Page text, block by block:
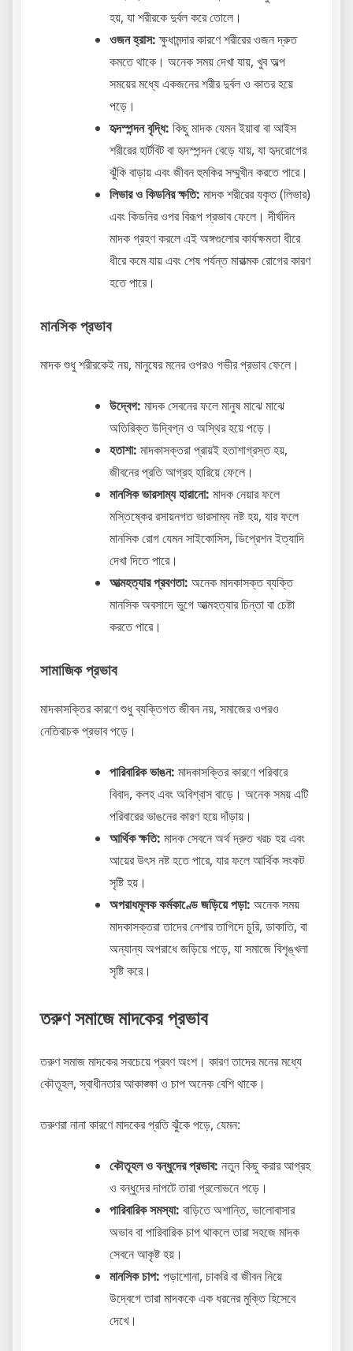
হয়, যা শরীরকে দুর্বল করে তোলে।
ওজন হ্রাস:ক্ষুধামন্দার কারণে শরীরের ওজন দ্রুত
কমতে থাকে। অনেক সময় দেখা যায়, খুব অল্প
সময়ের মধ্যে একজনের শরীর দুর্বল ও কাতর হয়ে
পড়ে।
হৃদস্পন্দন বৃদ্ধি: কিছু মাদক যেমন ইয়াবা বা আইস
শরীরের হার্টবিট বা হৃদস্পন্দন বেড়ে যায়, যা হৃদরোগের
ঝুঁকি বাড়ায় এবং জীবন হুমকির সম্মুখীন করতে পারে।
লিভার ও কিডনির ক্ষতি: মাদক শরীরের যকৃত (লিভার)
এবং কিডনির ওপর বিরূপ প্রভাব ফেলে। দীর্ঘদিন
মাদক গ্রহণ করলে এই অঙ্গগুলোর কার্যক্ষমতা ধীরে
ধীরে কমে যায় এবং শেষ পর্যন্ত মারাত্মক রোগের কারণ
হতে পারে।
মানসিক প্রভাব
মাদক শুধু শরীরকেই নয়, মানুষের মনের ওপরও গভীর প্রভাব ফেলে।
উদ্বেগ: মাদক সেবনের ফলে মানুষ মাঝে মাঝে
অতিরিক্ত উদ্বিগ্ন ও অস্থির হয়ে পড়ে।
হতাশা: মাদকাসক্তরা প্রায়ই হতাশাগ্রস্ত হয়,
জীবনের প্রতি আগ্রহ হারিয়ে ফেলে।
মানসিক ভারসাম্য হারানো: মাদক নেয়ার ফলে
মস্তিষ্কের রসায়নগত ভারসাম্য নষ্ট হয়, যার ফলে
মানসিক রোগ যেমন সাইকোসিস, ডিপ্রেশন ইত্যাদি
দেখা দিতে পারে।
আত্মহত্যার প্রবণতা: অনেক মাদকাসক্ত ব্যক্তি
মানসিক অবসাদে ভুগে আত্মহত্যার চিন্তা বা চেষ্টা
করতে পারে।
সামাজিক প্রভাব
মাদকাসক্তির কারণে শুধু ব্যক্তিগত জীবন নয়, সমাজের ওপরও
নেতিবাচক প্রভাব পড়ে।
পারিবারিক ভাঙন: মাদকাসক্তির কারণে পরিবারে
বিবাদ, কলহ এবং অবিশ্বাস বাড়ে। অনেক সময় এটি
পরিবারের ভাঙনের কারণ হয়ে দাঁড়ায়।
আর্থিক ক্ষতি: মাদক সেবনে অর্থ দ্রুত খরচ হয় এবং
আয়ের উৎস নষ্ট হতে পারে, যার ফলে আর্থিক সংকট
সৃষ্টি হয়।
অপরাধমূলক কর্মকাণ্ডে জড়িয়ে পড়া: অনেক সময়
মাদকাসক্তরা তাদের নেশার তাগিদে চুরি, ডাকাতি, বা
অন্যান্য অপরাধে জড়িয়ে পড়ে, যা সমাজে বিশৃঙ্খলা
সৃষ্টি করে।
তরুণ সমাজে মাদকের প্রভাব
তরুণ সমাজ মাদকের সবচেয়ে প্রবণ অংশ। কারণ তাদের মনের মধ্যে
কৌতূহল, স্বাধীনতার আকাঙ্ক্ষা ও চাপ অনেক বেশি থাকে।
তরুণরা নানা কারণে মাদকের প্রতি ঝুঁকে পড়ে, যেমন:
কৌতূহল ও বন্ধুদের প্রভাব: নতুন কিছু করার আগ্রহ
ও বন্ধুদের দাপটে তারা প্রলোভনে পড়ে।
পারিবারিক সমস্যা: বাড়িতে অশান্তি, ভালোবাসার
অভাব বা পারিবারিক চাপ থাকলে তারা সহজে মাদক
সেবনে আকৃষ্ট হয়।
মানসিক চাপ: পড়াশোনা, চাকরি বা জীবন নিয়ে
উদ্বেগে তারা মাদককে এক ধরনের মুক্তি হিসেবে
দেখে।